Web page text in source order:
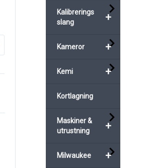
+
Kalibrerings
slang
+
Kameror
+
Kemi
Kortlagning
+
Maskiner &
utrustning
+
Milwaukee